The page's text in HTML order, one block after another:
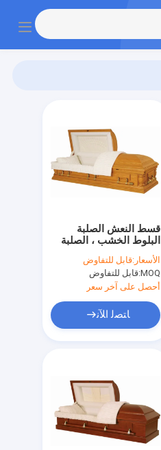
قسط النعش الصلبة
البلوط الخشب ، الصلبة
الخشب الصناديق هيكل
مدمج صديقة للبيئة
الأسعار:قابل للتفاوض
MOQ: قابل للتفاوض
أحصل على آخر سعر
ﺎﺘﺼﻟ ﺍﻶﻧ